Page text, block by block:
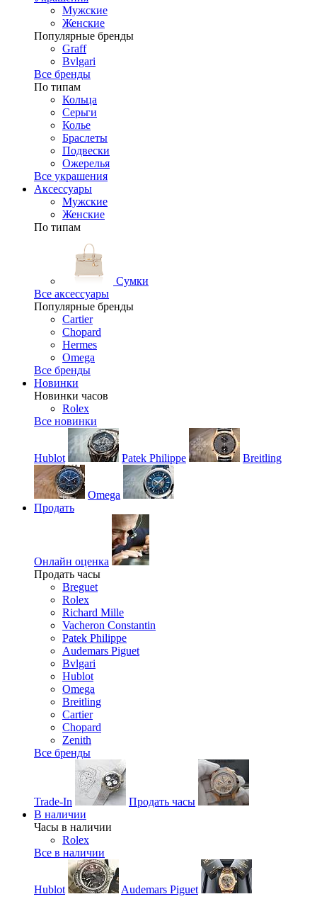
Мужские
Женские
Популярные бренды
Graff
Bvlgari
Все бренды
По типам
Кольца
Серьги
Колье
Браслеты
Подвески
Ожерелья
Все украшения
Аксессуары
Мужские
Женские
По типам
Сумки
Все аксессуары
Популярные бренды
Cartier
Chopard
Hermes
Omega
Все бренды
Новинки
Новинки часов
Rolex
Все новинки
Hublot Patek Philippe Breitling
Omega
Продать
Онлайн оценка
Продать часы
Breguet
Rolex
Richard Mille
Vacheron Constantin
Patek Philippe
Audemars Piguet
Bvlgari
Hublot
Omega
Breitling
Cartier
Chopard
Zenith
Все бренды
Trade-In
Продать часы
В наличии
Часы в наличии
Rolex
Все в наличии
Hublot Audemars Piguet